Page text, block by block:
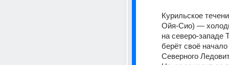
Курильское
Ойя-Сио) —
на северо-западе
берёт своё
Северного